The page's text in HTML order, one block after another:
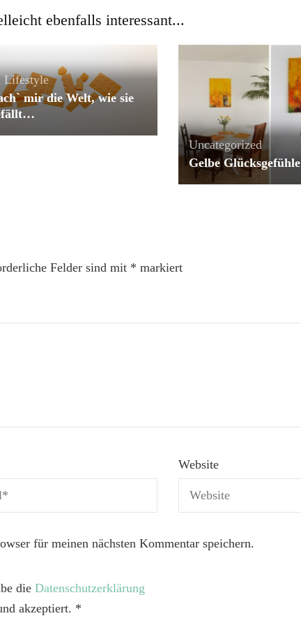
ebenfalls interessant...
Lifestyle
mir die Welt, wie sie
Uncategorized
Gelbe Glücksgefühle
Felder sind mit * markiert
Website
für meinen nächsten Kommentar speichern.
die Datenschutzerklärung
akzeptiert. *